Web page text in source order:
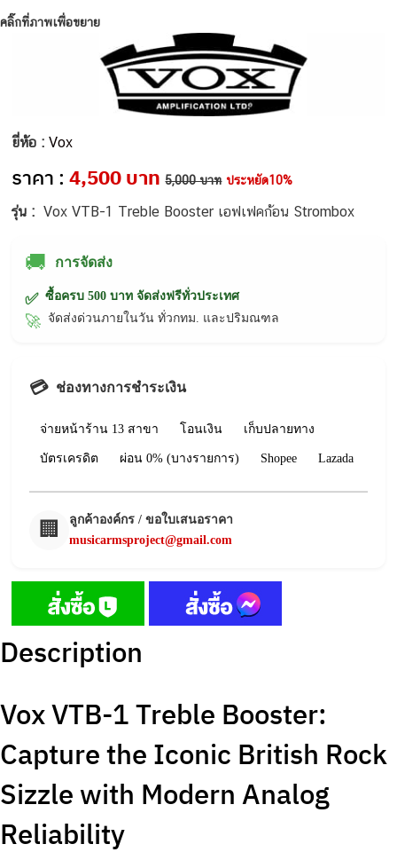
คลิ๊กที่ภาพเพื่อขยาย
ยี่ห้อ :Vox
ราคา :4,500 บาท 5,000 บาท ประหยัด10%
รุ่น :Vox VTB-1 Treble Booster เอฟเฟคก้อน Strombox
🚚 การจัดส่ง
✅ ซื้อครบ 500 บาท จัดส่งฟรีทั่วประเทศ
🚀 จัดส่งด่วนภายในวัน ทั่วกทม. และปริมณฑล
💳 ช่องทางการชำระเงิน
จ่ายหน้าร้าน 13 สาขา โอนเงิน เก็บปลายทาง
บัตรเครดิต ผ่อน 0% (บางรายการ) Shopee Lazada
🏢
ลูกค้าองค์กร / ขอใบเสนอราคา
musicarmsproject@gmail.com
Description
Vox VTB-1 Treble Booster:
Capture the Iconic British Rock
Sizzle with Modern Analog
Reliability